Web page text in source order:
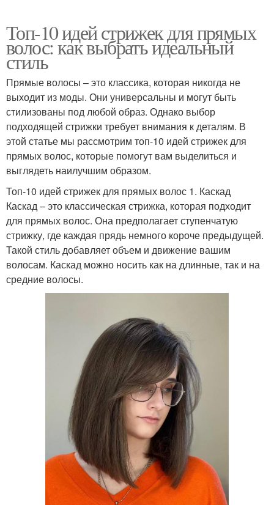
Топ-10 идей стрижек для прямых
волос: как выбрать идеальный
стиль
Прямые волосы – это классика, которая никогда не
выходит из моды. Они универсальны и могут быть
стилизованы под любой образ. Однако выбор
подходящей стрижки требует внимания к деталям. В
этой статье мы рассмотрим топ-10 идей стрижек для
прямых волос, которые помогут вам выделиться и
выглядеть наилучшим образом.
Топ-10 идей стрижек для прямых волос 1. Каскад
Каскад – это классическая стрижка, которая подходит
для прямых волос. Она предполагает ступенчатую
стрижку, где каждая прядь немного короче предыдущей.
Такой стиль добавляет объем и движение вашим
волосам. Каскад можно носить как на длинные, так и на
средние волосы.